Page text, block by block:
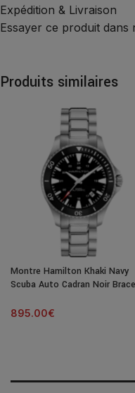
Expédition & Livraison
Essayer ce produit dans
Produits similaires
Montre Hamilton Khaki Navy
Scuba Auto Cadran Noir
895.00€